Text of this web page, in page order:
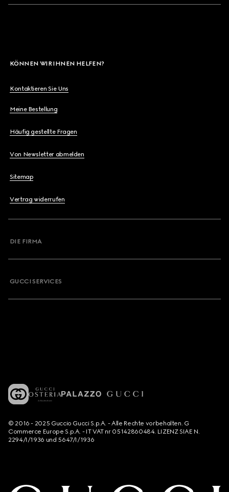
KÖNNEN WIR IHNEN HELFEN?
Kontaktieren Sie Uns
Meine Bestellung
Häufig gestellte Fragen
Von Newsletter abmelden
Sitemap
Vertrag widerrufen
DIE FIRMA
GUCCI SERVICES
© 2016 - 2025 Guccio Gucci S.p.A. - Alle Rechte vorbehalten. G
Commerce Europe S.p.A. - IT VAT nr 05142860484. LIZENZ SIAE N.
2294/I/1936 und 5647/I/1936